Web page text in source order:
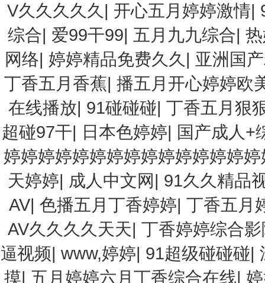
V久久久久久 | 开心五月婷婷激情|
综合| 爱99干99| 五月九九综合|
网络| 婷婷精品免费久久 | 亚洲国
丁香五月香蕉| 播五月开心婷婷欧
在线播放| 91碰碰碰| 丁香五月狠
超碰97干| 日本色婷婷| 国产成人+
婷婷婷婷婷婷婷婷婷婷婷婷婷婷
天婷婷| 成人中文网| 91久久精品
AV|色播五月丁香婷婷|丁香五月
AV久久久久天天| 丁香婷婷综合
逼视频|www,婷婷| 91超级碰碰碰|
摸| 五月婷婷六月丁香综合在线|